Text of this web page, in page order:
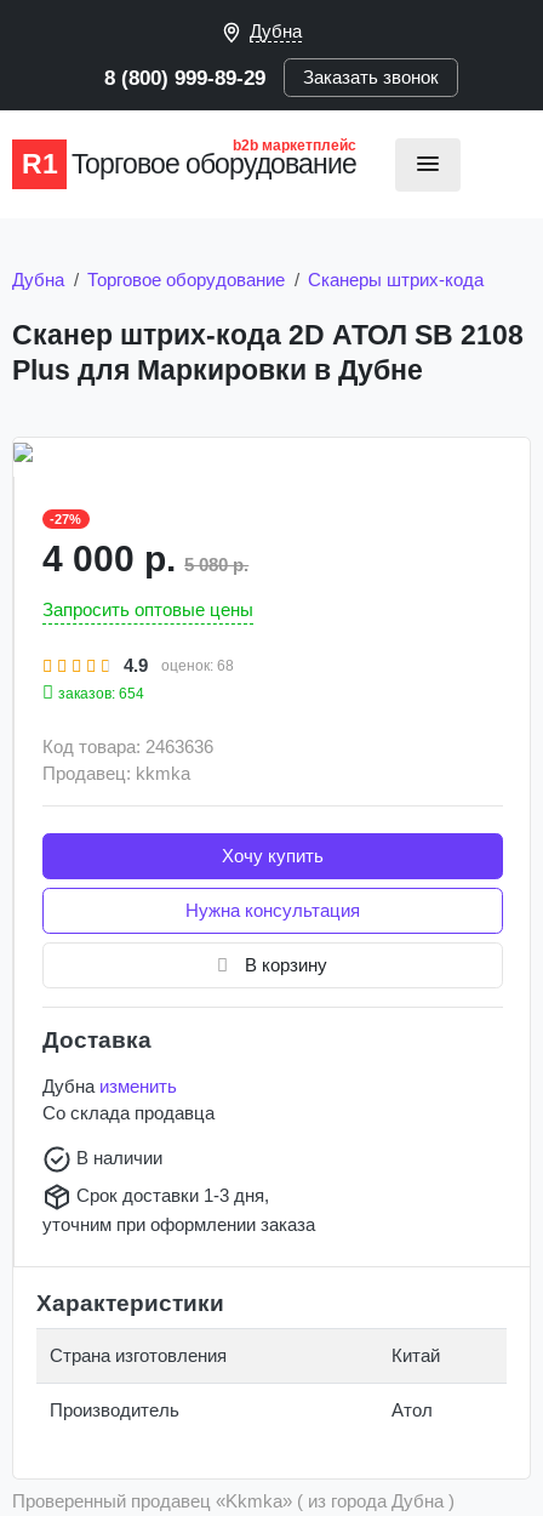
Дубна
8 (800) 999-89-29 Заказать звонок
R1 Торговое оборудование
b2b маркетплейс
Дубна Торговое оборудование Сканеры штрих-кода
Сканер штрих-кода 2D АТОЛ SB 2108
Plus для Маркировки в Дубне
-27%
4 000 р. 5 080 р.
Запросить оптовые цены
4.9 оценок: 68
заказов: 654
Код товара: 2463636
Продавец: kkmka
Хочу купить
Нужна консультация
В корзину
Доставка
Дубна изменить
Со склада продавца
В наличии
Срок доставки 1-3 дня,
уточним при оформлении заказа
Характеристики
Страна изготовления Китай
Производитель Атол
Проверенный продавец «Kkmka» ( из города Дубна )